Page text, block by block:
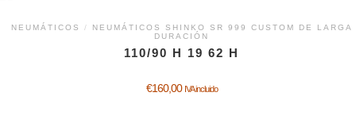
NEUMÁTICOS /
NEUMÁTICOS SHINKO SR 999 CUSTOM DE LARGA
DURACIÓN
110/90 H 19 62 H
€160,00 IVA incluido